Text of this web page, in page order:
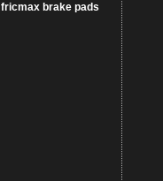
fricmax brake pads